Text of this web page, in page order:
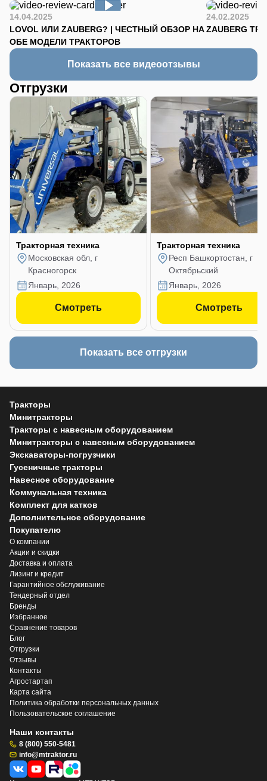
14.04.2025
LOVOL ИЛИ ZAUBERG? | ЧЕСТНЫЙ ОБЗОР НА
ОБЕ МОДЕЛИ ТРАКТОРОВ
24.02.2025
ZAUBERG
Показать все видеоотзывы
Отгрузки
Тракторная техника
Московская обл, г
Красногорск
январь, 2026
Смотреть
Тракторная техника
Респ Башкортостан, г
Октябрьский
январь, 2026
Смотреть
Показать все отгрузки
Тракторы
Минитракторы
Тракторы с навесным оборудованием
Минитракторы с навесным оборудованием
Экскаваторы-погрузчики
Гусеничные тракторы
Навесное оборудование
Коммунальная техника
Комплект для катков
Дополнительное оборудование
Покупателю
О компании
Акции и скидки
Доставка и оплата
Лизинг и кредит
Гарантийное обслуживание
Тендерный отдел
Бренды
Избранное
Сравнение товаров
Блог
Отгрузки
Отзывы
Контакты
Агростартап
Карта сайта
Политика обработки персональных данных
Пользовательское соглашение
Наши контакты
8 (800) 550-5481
info@mtraktor.ru